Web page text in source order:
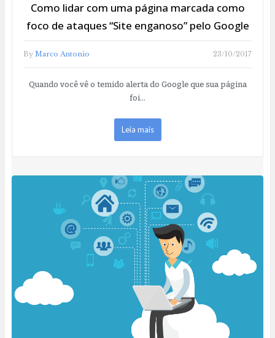
Como lidar com uma página marcada como
foco de ataques “Site enganoso” pelo Google
By Marco Antonio 23/10/2017
Quando você vê o temido alerta do Google que sua página
foi…
Leia mais